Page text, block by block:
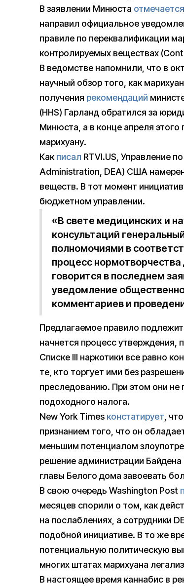
В заявлении Минюста отмечается
направил официальное
правиле по переквалификации
контролируемых веществах
В ведомстве напомнили, что в
научный обзор того, как
получения рекомендаций
(HHS) Гарланд обратился за
Минюста, а в конце апреля этого
марихуану.
Какписал RTVI.US, Управление
Administration, DEA) США
веществ. В тот момент
бюджетном управлении.
«В свете медицинских и
консультаций
полномочиями в
процесс
говорится в последнем
уведомление
комментариев и
Предлагаемое правило
начнется процесс утверждения,
Списке III наркотики все равно
те, кто торгует ими без
преследованию. При этом они
подоходного налога.
New York Times констатирует,
признанием того, что он
меньшим потенциалом
решение администрации
главы Белого дома завоевать
В свою очередь Washington Post
месяцев спорили о том, как
на послаблениях, а сотрудники
подобной инициативе. В то же
потенциальную политическую
многих штатах марихуана
В настоящее время каннабис в